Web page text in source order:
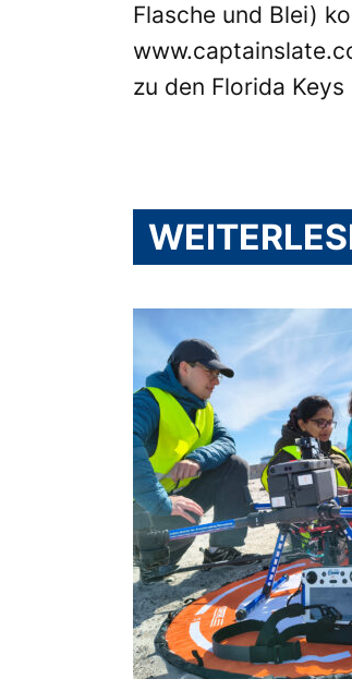
Flasche und Blei)
zu den Florida Keys